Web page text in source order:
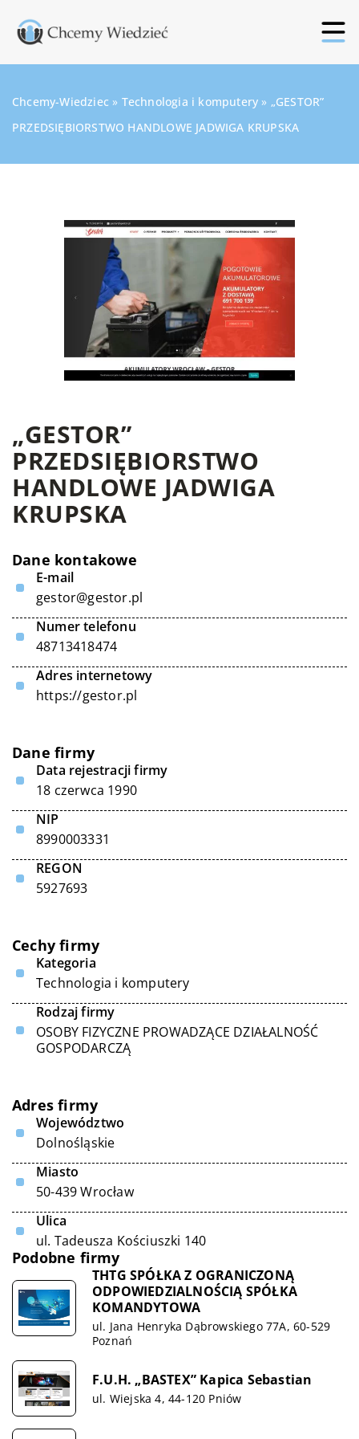
Chcemy-Wiedziec » Technologia i komputery » „GESTOR”
PRZEDSIĘBIORSTWO HANDLOWE JADWIGA KRUPSKA
„GESTOR”
PRZEDSIĘBIORSTWO
HANDLOWE JADWIGA
KRUPSKA
Dane kontakowe
E-mail
gestor@gestor.pl
Numer telefonu
48713418474
Adres internetowy
https://gestor.pl
Dane firmy
Data rejestracji firmy
18 czerwca 1990
NIP
8990003331
REGON
5927693
Cechy firmy
Kategoria
Technologia i komputery
Rodzaj firmy
OSOBY FIZYCZNE PROWADZĄCE DZIAŁALNOŚĆ
GOSPODARCZĄ
Adres firmy
Województwo
Dolnośląskie
Miasto
50-439 Wrocław
Ulica
ul. Tadeusza Kościuszki 140
Podobne firmy
THTG SPÓŁKA Z OGRANICZONĄ
ODPOWIEDZIALNOŚCIĄ SPÓŁKA
KOMANDYTOWA
ul. Jana Henryka Dąbrowskiego 77A, 60-529
Poznań
F.U.H. „BASTEX” Kapica Sebastian
ul. Wiejska 4, 44-120 Pniów